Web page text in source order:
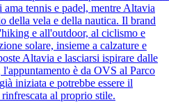
tennis e padel, mentre Altavia
della vela e della nautica. Il brand
e all'outdoor, al ciclismo e
solare, insieme a calzature e
Altavia e lasciarsi ispirare dalle
è da OVS al Parco
iniziata e potrebbe essere il
al proprio stile.